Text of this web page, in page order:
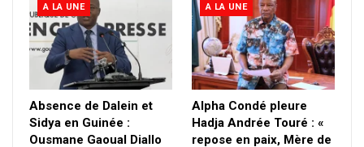
A LA UNE
Absence de Dalein et
Sidya en Guinée :
Ousmane Gaoual Diallo
A LA UNE
Alpha Condé pleure
Hadja Andrée Touré : «
repose en paix, Mère de